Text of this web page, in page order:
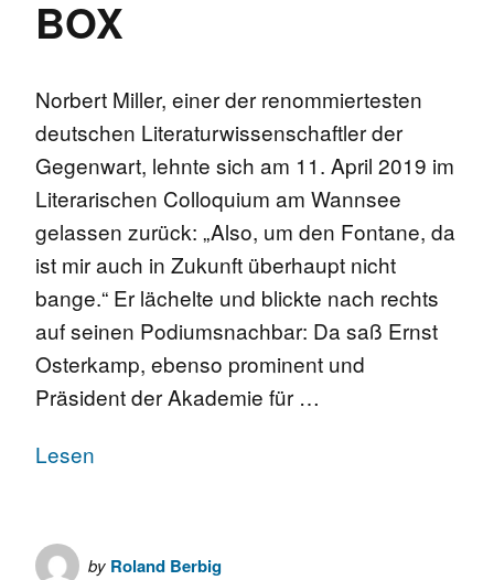
BOX
Norbert Miller, einer der renommiertesten
deutschen Literaturwissenschaftler der
Gegenwart, lehnte sich am 11. April 2019 im
Literarischen Colloquium am Wannsee
gelassen zurück: „Also, um den Fontane, da
ist mir auch in Zukunft überhaupt nicht
bange.“ Er lächelte und blickte nach rechts
auf seinen Podiumsnachbar: Da saß Ernst
Osterkamp, ebenso prominent und
Präsident der Akademie für …
Lesen
by Roland Berbig